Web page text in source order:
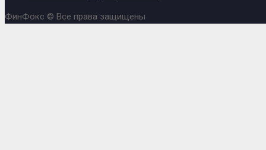
ФинФокс © Все права защищены